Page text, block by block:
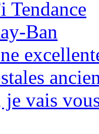
Tendance
Ban
vais